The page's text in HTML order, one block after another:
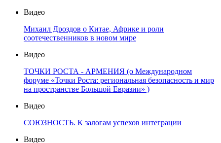
Видео
Михаил Дроздов о Китае, Африке и роли
соотечественников в новом мире
Видео
ТОЧКИ РОСТА - АРМЕНИЯ (о Международном
форуме «Точки Роста: региональная безопасность и мир
на пространстве Большой Евразии» )
Видео
СОЮЗНОСТЬ. К залогам успехов интеграции
Видео